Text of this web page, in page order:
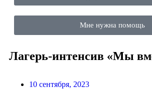
Мне нужна помощь
Лагерь-интенсив «Мы
10 сентября, 2023